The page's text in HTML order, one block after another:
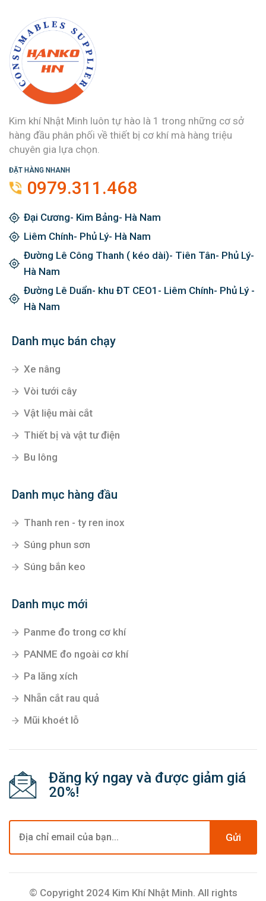
Kim khí Nhật Minh luôn tự hào là 1 trong những cơ sở
hàng đầu phân phối về thiết bị cơ khí mà hàng triệu
chuyên gia lựa chọn.
ĐẶT HÀNG NHANH
0979.311.468
Đại Cương- Kim Bảng- Hà Nam
Liêm Chính- Phủ Lý- Hà Nam
Đường Lê Công Thanh ( kéo dài)- Tiên Tân- Phủ Lý-
Hà Nam
Đường Lê Duẩn- khu ĐT CEO1- Liêm Chính- Phủ Lý -
Hà Nam
Danh mục bán chạy
Xe nâng
Vòi tưới cây
Vật liệu mài cắt
Thiết bị và vật tư điện
Bu lông
Danh mục hàng đầu
Thanh ren - ty ren inox
Súng phun sơn
Súng bắn keo
Danh mục mới
Panme đo trong cơ khí
PANME đo ngoài cơ khí
Pa lăng xích
Nhẵn cắt rau quả
Mũi khoét lỗ
Đăng ký ngay và được giảm giá
20%!
Gửi
© Copyright 2024 Kim Khí Nhật Minh. All rights